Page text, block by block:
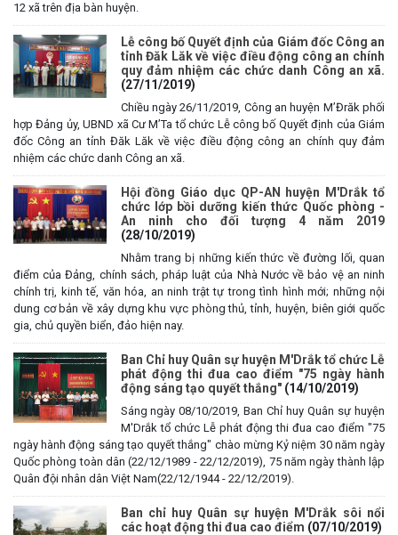
12 xã trên địa bàn huyện.
Lễ công bố Quyết định của Giám đốc Công an
tỉnh Đăk Lăk về việc điều động công an chính
quy đảm nhiệm các chức danh Công an xã.
(27/11/2019)
Chiều ngày 26/11/2019, Công an huyện M’Đrăk phối
hợp Đảng ủy, UBND xã Cư M’Ta tổ chức Lễ công bố Quyết định của Giám
đốc Công an tỉnh Đăk Lăk về việc điều động công an chính quy đảm
nhiệm các chức danh Công an xã.
Hội đồng Giáo dục QP-AN huyện M'Drắk tổ
chức lớp bồi dưỡng kiến thức Quốc phòng -
An ninh cho đối tượng 4 năm 2019
(28/10/2019)
Nhằm trang bị những kiến thức về đường lối, quan
điểm của Đảng, chính sách, pháp luật của Nhà Nước về bảo vệ an ninh
chính trị, kinh tế, văn hóa, an ninh trật tự trong tình hình mới; những nội
dung cơ bản về xây dựng khu vực phòng thủ, tỉnh, huyện, biên giới quốc
gia, chủ quyền biển, đảo hiện nay.
Ban Chỉ huy Quân sự huyện M'Drắk tổ chức Lễ
phát động thi đua cao điểm "75 ngày hành
động sáng tạo quyết thắng" (14/10/2019)
Sáng ngày 08/10/2019, Ban Chỉ huy Quân sự huyện
M'Drắk tổ chức Lễ phát động thi đua cao điểm "75
ngày hành động sáng tạo quyết thắng" chào mừng Kỷ niệm 30 năm ngày
Quốc phòng toàn dân (22/12/1989 - 22/12/2019), 75 năm ngày thành lập
Quân đội nhân dân Việt Nam(22/12/1944 - 22/12/2019).
Ban chỉ huy Quân sự huyện M'Drắk sôi nổi
các hoạt động thi đua cao điểm (07/10/2019)